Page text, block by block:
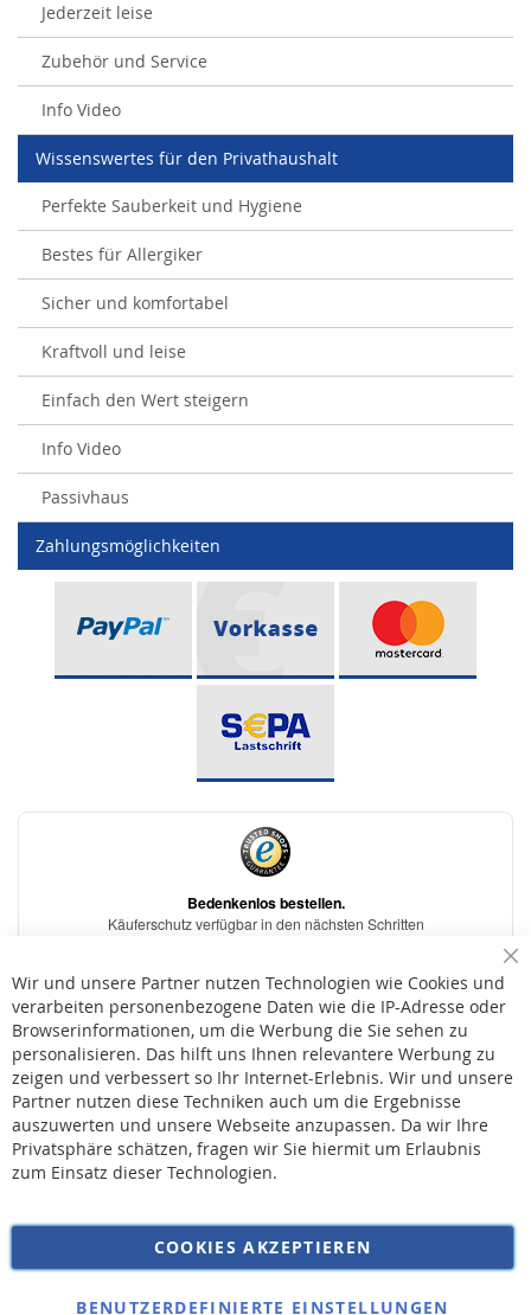
Jederzeit leise
Zubehör und Service
Info Video
Wissenswertes für den Privathaushalt
Perfekte Sauberkeit und Hygiene
Bestes für Allergiker
Sicher und komfortabel
Kraftvoll und leise
Einfach den Wert steigern
Info Video
Passivhaus
Zahlungsmöglichkeiten
* Bei der Lieferung auf deutsche Inseln wird ein Inselzuschlag von 15,00 € auf die
Versandkosten erhoben.
AGB
Widerruf
Datenschutz
Impressum
Kontakt
Wir und unsere Partner nutzen Technologien wie Cookies und
verarbeiten personenbezogene Daten wie die IP-Adresse oder
Browserinformationen, um die Werbung die Sie sehen zu
personalisieren. Das hilft uns Ihnen relevantere Werbung zu
zeigen und verbessert so Ihr Internet-Erlebnis. Wir und unsere
Partner nutzen diese Techniken auch um die Ergebnisse
auszuwerten und unsere Webseite anzupassen. Da wir Ihre
Privatsphäre schätzen, fragen wir Sie hiermit um Erlaubnis
zum Einsatz dieser Technologien.
COOKIES AKZEPTIEREN
BENUTZERDEFINIERTE EINSTELLUNGEN